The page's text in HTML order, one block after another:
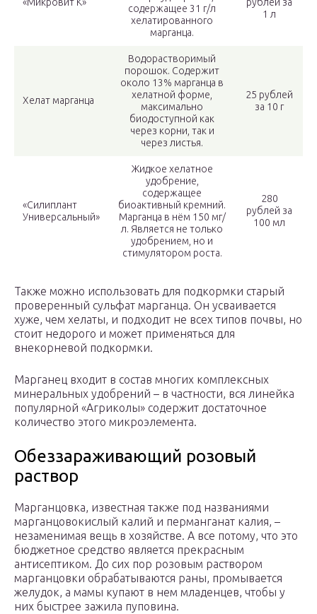
содержащее 31 г/л
хелатированного
марганца.
1 л
Хелат марганца
Водорастворимый
порошок. Содержит
около 13% марганца в
хелатной форме,
максимально
биодоступной как
через корни, так и
через листья.
25 рублей
за 10 г
«Силиплант
Универсальный»
Жидкое хелатное
удобрение,
содержащее
биоактивный кремний.
Марганца в нём 150 мг/
л. Является не только
удобрением, но и
стимулятором роста.
280
рублей за
100 мл
Также можно использовать для подкормки старый
проверенный сульфат марганца. Он усваивается
хуже, чем хелаты, и подходит не всех типов почвы, но
стоит недорого и может применяться для
внекорневой подкормки.
Марганец входит в состав многих комплексных
минеральных удобрений – в частности, вся линейка
популярной «Агриколы» содержит достаточное
количество этого микроэлемента.
Обеззараживающий розовый
раствор
Марганцовка, известная также под названиями
марганцовокислый калий и перманганат калия, –
незаменимая вещь в хозяйстве. А все потому, что это
бюджетное средство является прекрасным
антисептиком. До сих пор розовым раствором
марганцовки обрабатываются раны, промывается
желудок, а мамы купают в нем младенцев, чтобы у
них быстрее зажила пуповина.